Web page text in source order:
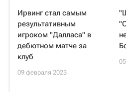
Ирвинг стал самым
результативным
игроком "Далласа" в
дебютном матче за
клуб
09 февраля 2023